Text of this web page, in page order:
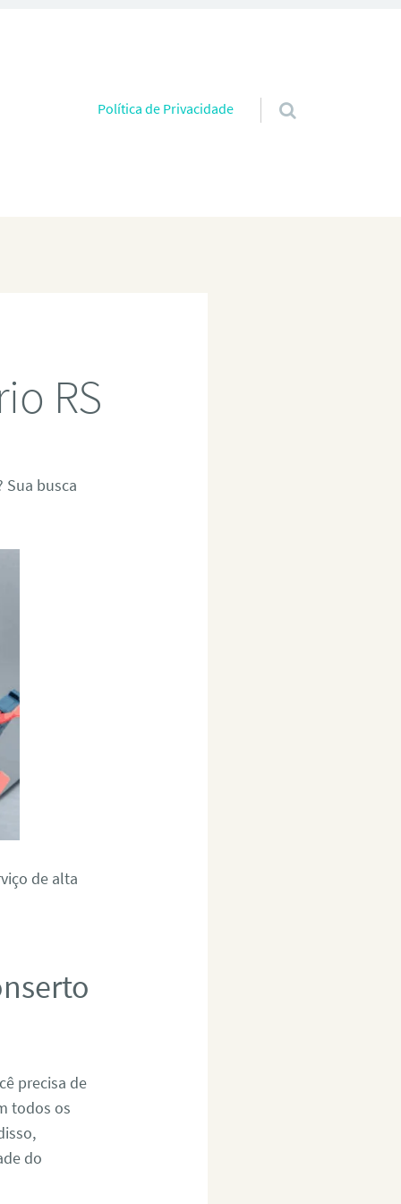
Pular para o conteúdo
Política de Privacidade
RS
Sua busca
de alta
precisa de
todos os
do